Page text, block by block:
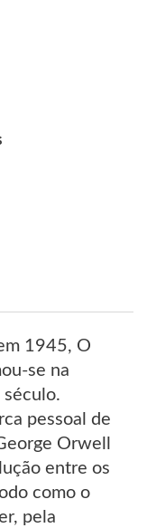
1945, O
se na
pessoal de
Orwell
entre os
como o
pela